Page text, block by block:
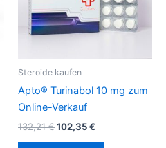
Steroide kaufen
Apto® Turinabol 10 mg zum
Online-Verkauf
132,21€102,35€